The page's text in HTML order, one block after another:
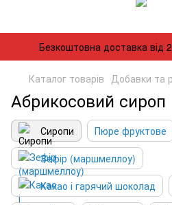
Безкоштовна доставка від
Каталог товарів Добавки та
Абрикосовий сироп
Сиропи Пюре фруктове
Зефір (маршмеллоу)
Какао і гарячий шоколад